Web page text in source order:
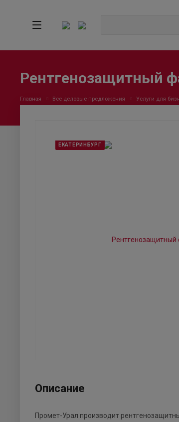
Рентгенозащитный
Главная Все деловые предложения Услуги для
ЕКАТЕРИНБУРГ
Описание
Промет-Урал производит